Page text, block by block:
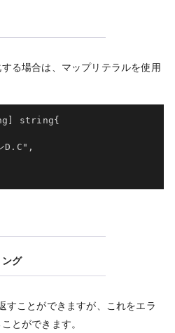
る場合は、マップリテラルを使用
string{
D.C",
グ
すことができますが、これをエラ
とができます。